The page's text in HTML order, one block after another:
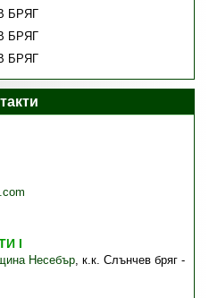
БРЯГ
БРЯГ
БРЯГ
І
Несебър,к.к. Слънчев бряг -